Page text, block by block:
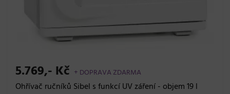
5.769,- Kč + DOPRAVA ZDARMA
Ohřívač ručníků Sibel s funkcí UV záření - objem 19 l